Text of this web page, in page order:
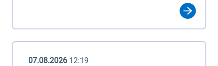
07.08.2026 12:19